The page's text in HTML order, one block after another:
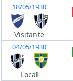
18/05/1930
Visitante
04/05/1930
Local